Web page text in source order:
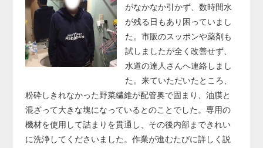
がなかなか引かず、数時間水
が残る日もあり困っていまし
た。市販のスッポンや薬剤も
試しましたが全く改善せず、
水道の達人さんへ連絡しまし
た。来ていただいたところ、
粉砕しきれなかった野菜繊維が配管奥で固まり、油膜と
混ざって大きな塊になっているとのことでした。専用の
機材を使用して詰まりを貫通し、その後内部まできれい
に洗浄してくださいました。作業が進むたびに詳しく説